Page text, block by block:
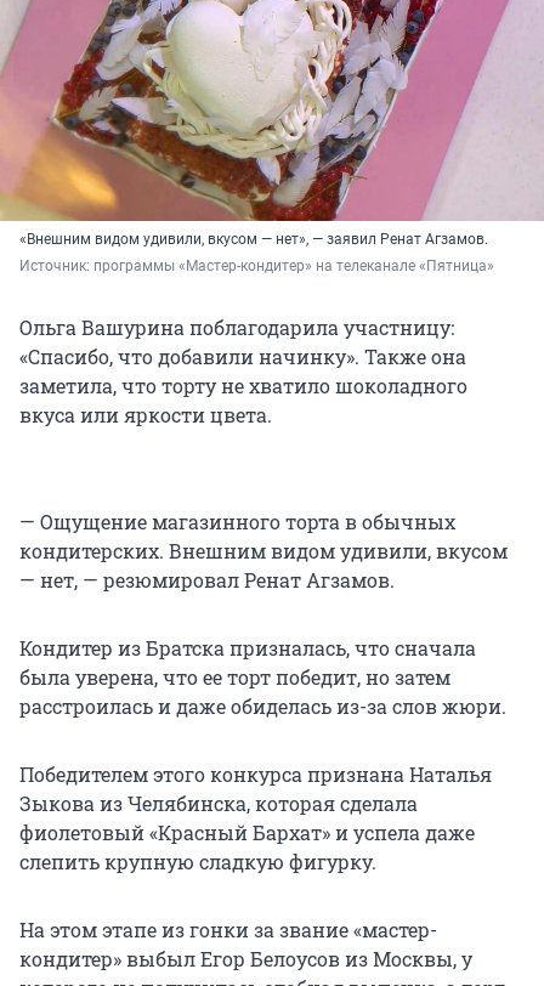
«Внешним видом удивили, вкусом — нет», — заявил Ренат Агзамов.
Источник: программы «Мастер-кондитер» на телеканале «Пятница»
Ольга Вашурина поблагодарила участницу:
«Спасибо, что добавили начинку». Также она
заметила, что торту не хватило шоколадного
вкуса или яркости цвета.
— Ощущение магазинного торта в обычных
кондитерских. Внешним видом удивили, вкусом
— нет, — резюмировал Ренат Агзамов.
Кондитер из Братска призналась, что сначала
была уверена, что ее торт победит, но затем
расстроилась и даже обиделась из-за слов жюри.
Победителем этого конкурса признана Наталья
Зыкова из Челябинска, которая сделала
фиолетовый «Красный Бархат» и успела даже
слепить крупную сладкую фигурку.
На этом этапе из гонки за звание «мастер-
кондитер» выбыл Егор Белоусов из Москвы, у